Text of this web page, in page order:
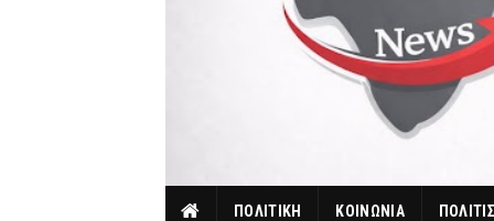
ΠΟΛΙΤΙΚΗ ΚΟΙΝΩΝΙΑ